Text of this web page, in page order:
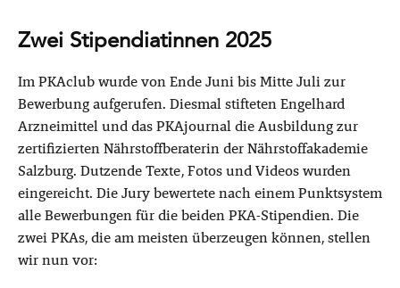
Zwei Stipendiatinnen 2025
Im PKAclub wurde von Ende Juni bis Mitte Juli zur
Bewerbung aufgerufen. Diesmal stifteten Engelhard
Arzneimittel und das PKAjournal die Ausbildung zur
zertifizierten Nährstoffberaterin der Nährstoffakademie
Salzburg. Dutzende Texte, Fotos und Videos wurden
eingereicht. Die Jury bewertete nach einem Punktsystem
alle Bewerbungen für die beiden PKA-Stipendien. Die
zwei PKAs, die am meisten überzeugen können, stellen
wir nun vor: